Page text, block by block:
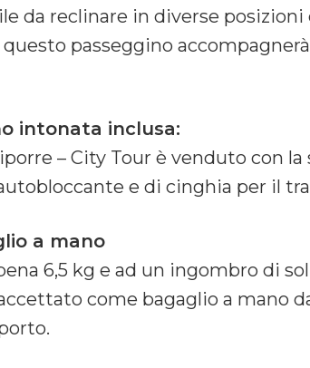
da reclinare in diverse posizioni
passeggino
intonata inclusa:
– City Tour è venduto con la
e di cinghia per il
a mano
6,5 kg e ad un ingombro di
come bagaglio a mano